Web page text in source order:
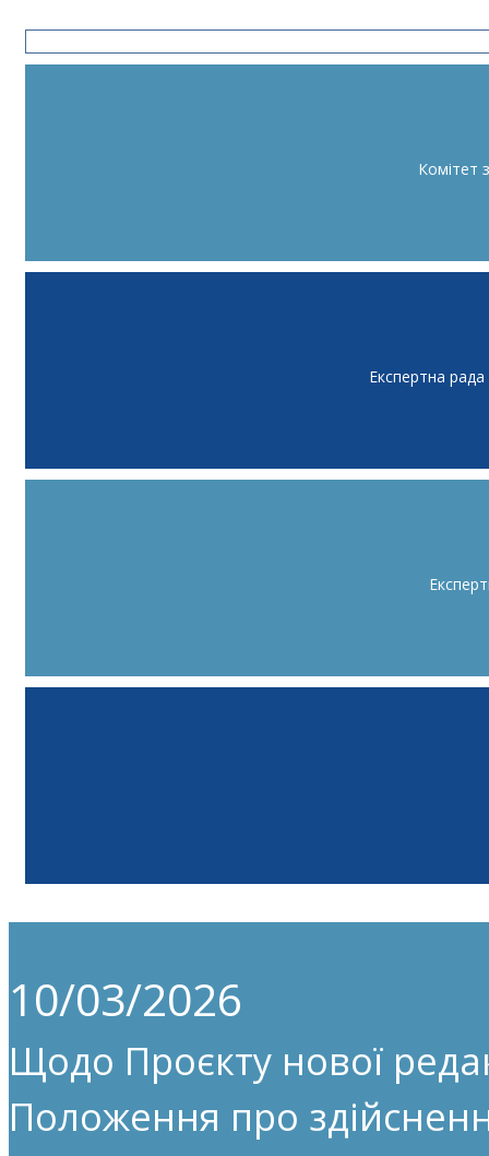
Комітет
Експертна
10/03/2026
Щодо Проєкту нової
Положення про